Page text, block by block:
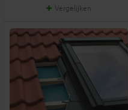
Vergelijken